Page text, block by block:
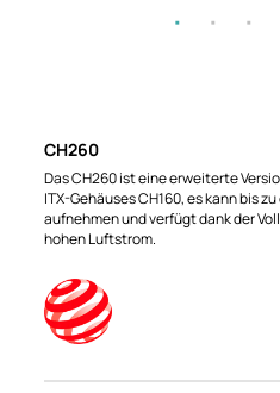
CH260
Das CH260 ist eine erweiterte
ITX-Gehäuses CH160, es kann bis
aufnehmen und verfügt dank der
hohen Luftstrom.